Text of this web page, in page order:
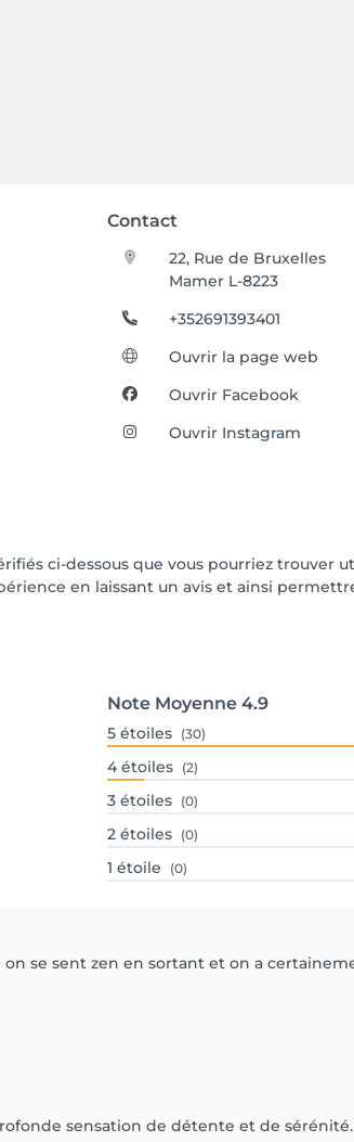
Contact
22, Rue de Bruxelles
Mamer L-8223
+352691393401
Ouvrir la page web
Ouvrir Facebook
Ouvrir Instagram
ci-dessous que vous pourriez trouver
en laissant un avis et ainsi
Note Moyenne 4.9
5 étoiles (30)
4 étoiles (2)
3 étoiles (0)
2 étoiles (0)
1 étoile (0)
se sent zen en sortant et on a
sensation de détente et de